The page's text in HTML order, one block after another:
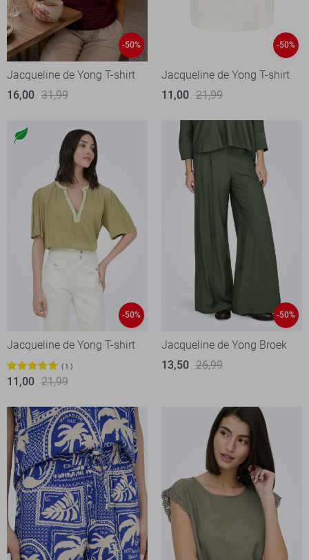
-50%
Jacqueline de Yong T-shirt
16,00 31,99
-50%
Jacqueline de Yong T-shirt
11,00 21,99
-50%
Jacqueline de Yong T-shirt
1
11,00 21,99
-50%
Jacqueline de Yong Broek
13,50 26,99